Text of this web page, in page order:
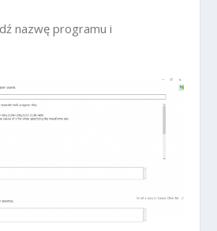
nazwę programu i